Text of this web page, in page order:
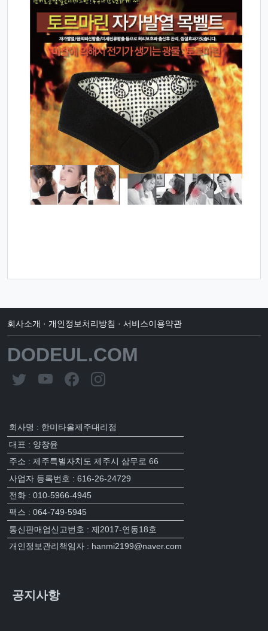
회사소개 · 개인정보처리방침 · 서비스이용약관
DODEUL.COM
회사명 : 한미타올제주대리점
대표 : 양창윤
주소 : 제주특별자치도 제주시 삼무로 66
사업자 등록번호 : 616-26-24729
전화 : 010-5966-4945
팩스 : 064-749-5945
통신판매업신고번호 : 제2017-연동18호
개인정보관리책임자 : hanmi2199@naver.com
공지사항